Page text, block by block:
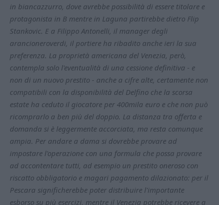
in biancazzurro, dove avrebbe possibilità di essere titolare e
protagonista in B mentre in Laguna partirebbe dietro Flip
Stankovic. E a Filippo Antonelli, il manager degli
arancioneroverdi, il portiere ha ribadito anche ieri la sua
preferenza. La proprietà americana del Venezia, però,
contempla solo l'eventualità di una cessione definitiva - e
non di un nuovo prestito - anche a cifre alte, certamente non
compatibili con la disponibilità del Delfino che la scorsa
estate ha ceduto il giocatore per 400mila euro e che non può
ricomprarlo a ben più del doppio. La distanza tra offerta e
domanda si è leggermente accorciata, ma resta comunque
ampia. Per andare a dama si dovrebbe provare ad
impostare l'operazione con una formula che possa provare
ad accontentare tutti, ad esempio un prestito oneroso con
riscatto obbligatorio e magari pagamento dilazionato: per il
Pescara significherebbe poter distribuire l'importante
esborso su più esercizi, mentre il Venezia potrebbe ricevere a